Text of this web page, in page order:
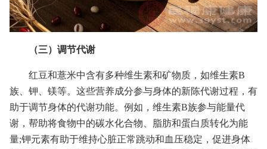
（三）调节代谢
红豆和薏米中含有多种维生素和矿物质，如维生素B
族、钾、镁等。这些营养成分参与身体的新陈代谢过程，有
助于调节身体的代谢功能。例如，维生素B族参与能量代
谢，帮助将食物中的碳水化合物、脂肪和蛋白质转化为能
量;钾元素有助于维持心脏正常跳动和血压稳定，促进身体